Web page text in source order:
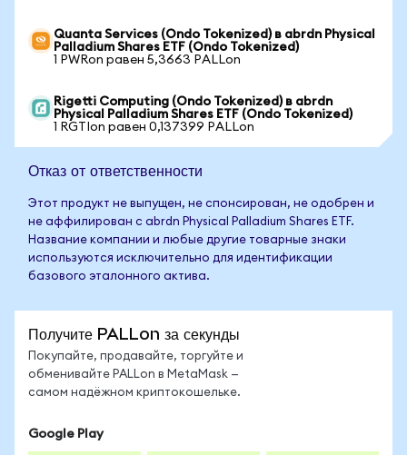
Quanta Services (Ondo Tokenized) в abrdn Physical
Palladium Shares ETF (Ondo Tokenized)
1 PWRon равен 5,3663 PALLon
Rigetti Computing (Ondo Tokenized) в abrdn
Physical Palladium Shares ETF (Ondo Tokenized)
1 RGTIon равен 0,137399 PALLon
Отказ от ответственности
Этот продукт не выпущен, не спонсирован, не одобрен и
не аффилирован с abrdn Physical Palladium Shares ETF.
Название компании и любые другие товарные знаки
используются исключительно для идентификации
базового эталонного актива.
Получите PALLon за секунды
Покупайте, продавайте, торгуйте и
обменивайте PALLon в MetaMask —
самом надёжном криптокошельке.
Google Play